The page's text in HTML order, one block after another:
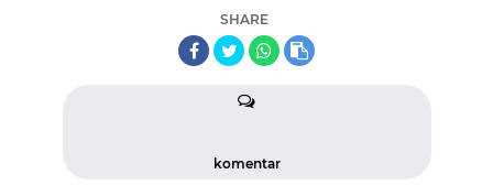
SHARE
komentar